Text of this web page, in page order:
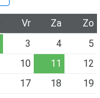
Vr Za
Zo
3 4
5
10 11
12
17 18
19